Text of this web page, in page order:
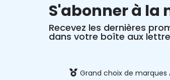
S'abonner à la
Recevez les dernières
dans votre boîte aux
Grand choix de marques